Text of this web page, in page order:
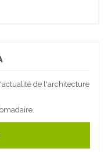
de l'architecture